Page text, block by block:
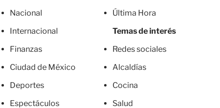
Nacional
Internacional
Finanzas
Ciudad de México
Deportes
Espectáculos
Última Hora
Temas de interés
Redes sociales
Alcaldías
Cocina
Salud